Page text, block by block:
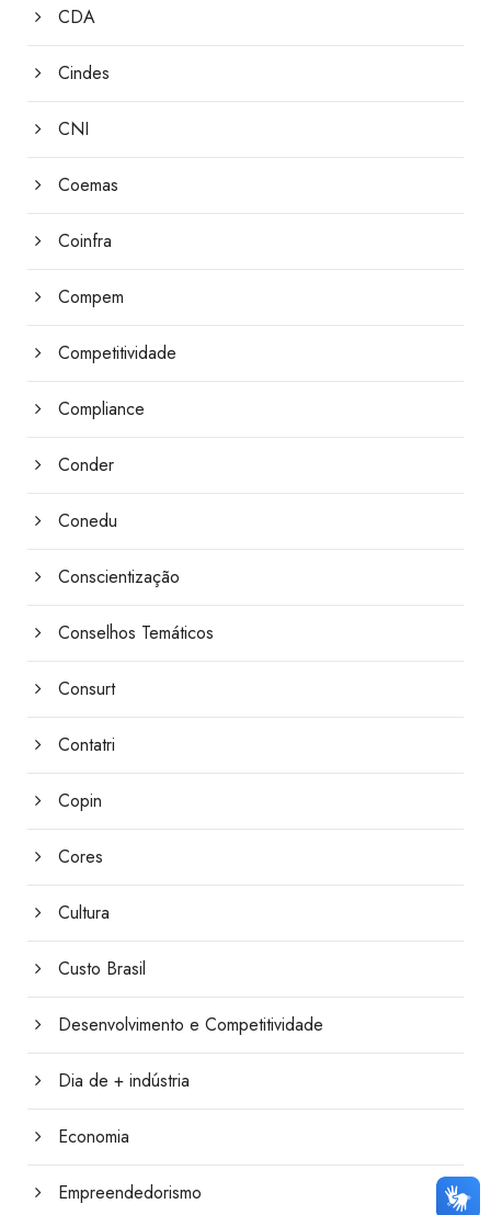
CDA
Cindes
CNI
Coemas
Coinfra
Compem
Competitividade
Compliance
Conder
Conedu
Conscientização
Conselhos Temáticos
Consurt
Contatri
Copin
Cores
Cultura
Custo Brasil
Desenvolvimento e Competitividade
Dia de + indústria
Economia
Empreendedorismo